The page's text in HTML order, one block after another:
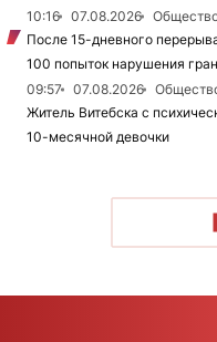
10:16
07.08.2026
После 15-дневного
100 попыток нарушения
09:57
07.08.2026
Житель Витебска с
10-месячной девочки